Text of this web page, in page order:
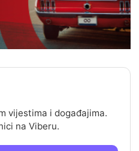
vijestima i događajima.
na Viberu.